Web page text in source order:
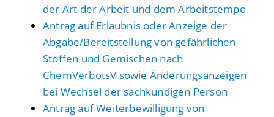
der Art der Arbeit und dem Arbeitstempo
Antrag auf Erlaubnis oder Anzeige der
Abgabe/Bereitstellung von gefährlichen
Stoffen und Gemischen nach
ChemVerbotsV sowie Änderungsanzeigen
bei Wechsel der sachkundigen Person
Antrag auf Weiterbewilligung von